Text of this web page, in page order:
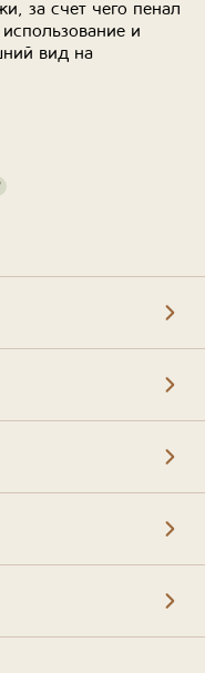
за счет чего пенал
и
вид на